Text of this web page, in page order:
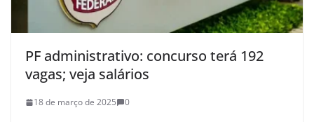
PF administrativo: concurso terá 192
vagas; veja salários
18 de março de 2025 0